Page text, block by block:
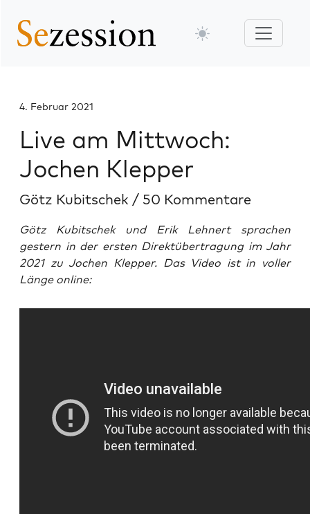
4. Februar 2021
Live am Mittwoch:
Jochen Klepper
Götz Kubitschek / 50 Kommentare
Götz Kubitschek und Erik Lehnert sprachen
gestern in der ersten Direktübertragung im Jahr
2021 zu Jochen Klepper. Das Video ist in voller
Länge online: